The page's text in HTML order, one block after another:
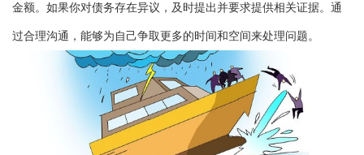
金额。如果你对债务存在异议，及时提出并要求提供相关证据。通
过合理沟通，能够为自己争取更多的时间和空间来处理问题。